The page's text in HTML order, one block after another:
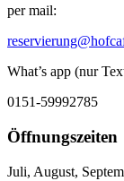
per mail:
What’s app (nur
0151-59992785
Öffnungszeiten
Juli, August,